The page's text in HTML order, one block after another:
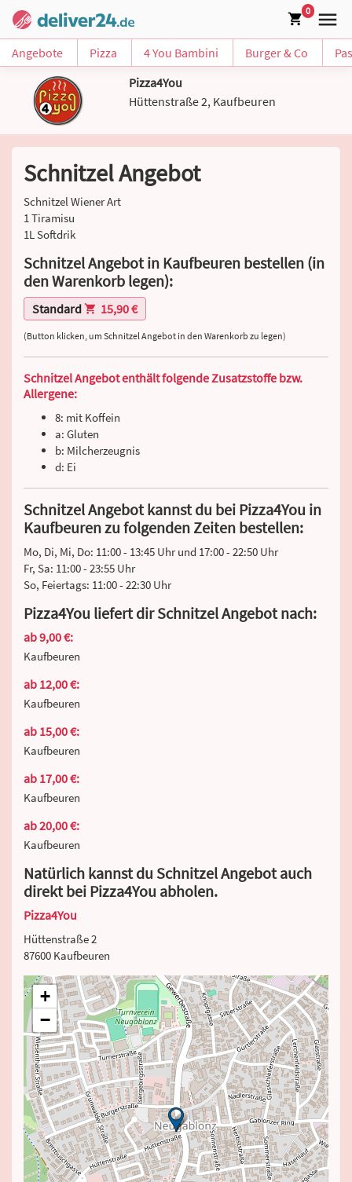
0
Angebote Pizza 4 You Bambini Burger & Co
Pizza4You
Hüttenstraße 2, Kaufbeuren
Schnitzel Angebot
Schnitzel Wiener Art
1 Tiramisu
1L Softdrik
Schnitzel Angebot in Kaufbeuren bestellen (in
den Warenkorb legen):
Standard 15,90 €
(Button klicken, um Schnitzel Angebot in den Warenkorb zu legen)
Schnitzel Angebot enthält folgende Zusatzstoffe bzw.
Allergene:
8: mit Koffein
a: Gluten
b: Milcherzeugnis
d: Ei
Schnitzel Angebot kannst du bei Pizza4You in
Kaufbeuren zu folgenden Zeiten bestellen:
Mo, Di, Mi, Do: 11:00 - 13:45 Uhr und 17:00 - 22:50 Uhr
Fr, Sa: 11:00 - 23:55 Uhr
So, Feiertags: 11:00 - 22:30 Uhr
Pizza4You liefert dir Schnitzel Angebot nach:
ab 9,00 €:
Kaufbeuren
ab 12,00 €:
Kaufbeuren
ab 15,00 €:
Kaufbeuren
ab 17,00 €:
Kaufbeuren
ab 20,00 €:
Kaufbeuren
Natürlich kannst du Schnitzel Angebot auch
direkt bei Pizza4You abholen.
Pizza4You
Hüttenstraße 2
87600 Kaufbeuren
+
−